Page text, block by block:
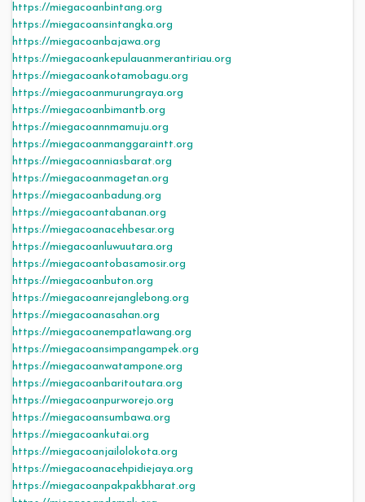
https://miegacoanbintang.org
https://miegacoansintangka.org
https://miegacoanbajawa.org
https://miegacoankepulauanmerantiriau.org
https://miegacoankotamobagu.org
https://miegacoanmurungraya.org
https://miegacoanbimantb.org
https://miegacoannmamuju.org
https://miegacoanmanggaraintt.org
https://miegacoanniasbarat.org
https://miegacoanmagetan.org
https://miegacoanbadung.org
https://miegacoantabanan.org
https://miegacoanacehbesar.org
https://miegacoanluwuutara.org
https://miegacoantobasamosir.org
https://miegacoanbuton.org
https://miegacoanrejanglebong.org
https://miegacoanasahan.org
https://miegacoanempatlawang.org
https://miegacoansimpangampek.org
https://miegacoanwatampone.org
https://miegacoanbaritoutara.org
https://miegacoanpurworejo.org
https://miegacoansumbawa.org
https://miegacoankutai.org
https://miegacoanjailolokota.org
https://miegacoanacehpidiejaya.org
https://miegacoanpakpakbharat.org